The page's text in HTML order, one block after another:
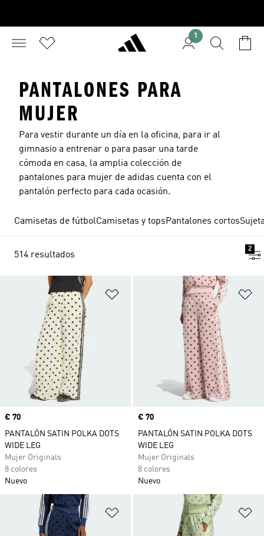
1
PANTALONES PARA
MUJER
Para vestir durante un día en la oficina, para ir al
gimnasio a entrenar o para pasar una tarde
cómoda en casa, la amplia colección de
pantalones para mujer de adidas cuenta con el
pantalón perfecto para cada ocasión.
Camisetas de fútbolCamisetas y topsPantalones cortos
514 resultados
2
Añadir a la lista de deseos
Precio
€ 70
PANTALÓN SATIN POLKA DOTS
WIDE LEG
Mujer Originals
8 colores
Nuevo
Precio
€ 70
PANTALÓN SATIN POLKA DOTS
WIDE LEG
Mujer Originals
8 colores
Nuevo
Añadir a la lista de deseos